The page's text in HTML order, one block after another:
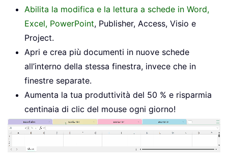
Abilita la modifica e la lettura a schede in Word,
Excel, PowerPoint, Publisher, Access, Visio e
Project.
Apri e crea più documenti in nuove schede
all’interno della stessa finestra, invece che in
finestre separate.
Aumenta la tua produttività del 50 % e risparmia
centinaia di clic del mouse ogni giorno!